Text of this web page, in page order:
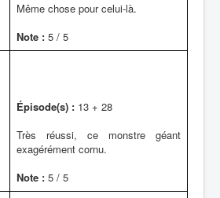
Même chose pour celui-là.
Note : 5 / 5
Épisode(s) : 13 + 28
Très réussi, ce monstre géant
exagérément cornu.
Note : 5 / 5